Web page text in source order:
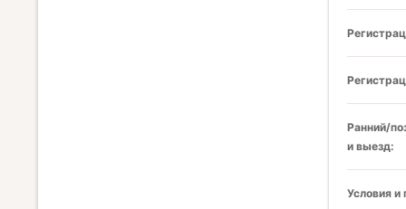
Ранний/
и выезд:
Условия и